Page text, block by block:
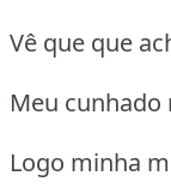
Vê que que
Meu
Logo minha